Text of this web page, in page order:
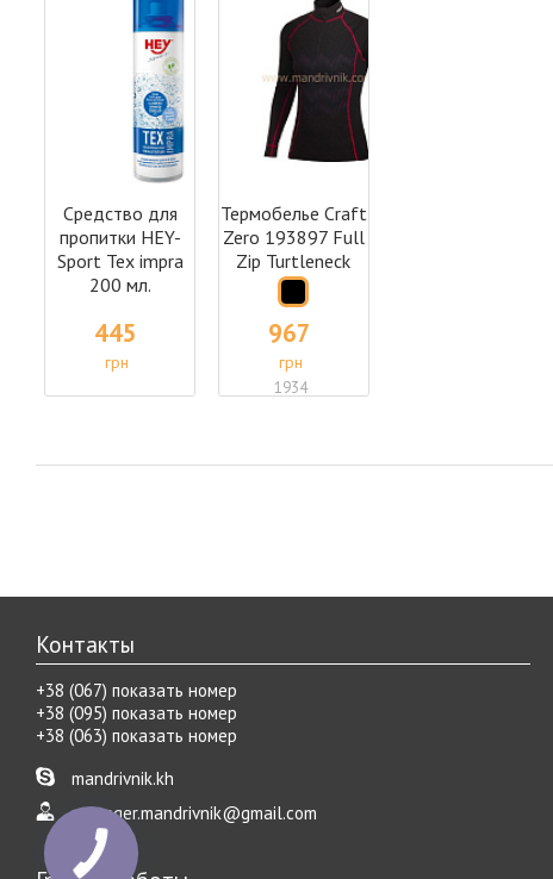
Средство для
пропитки HEY-
Sport Tex impra
200 мл.
445
грн
Термобелье Craft
Zero 193897 Full
Zip Turtleneck
967
грн
1934
Контакты
+38 (067) показать номер
+38 (095) показать номер
+38 (063) показать номер
mandrivnik.kh
manager.mandrivnik@gmail.com